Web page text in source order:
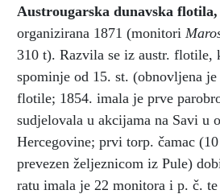
Austrougarska dunavska flotila,
organizirana 1871 (monitori
310 t). Razvila se iz austr. flotile,
spominje od 15. st. (obnovljena
flotile; 1854. imala je prve
sudjelovala u akcijama na Savi u
Hercegovine; prvi torp. čamac
prevezen željeznicom iz Pule)
ratu imala je 22 monitora i p. č.